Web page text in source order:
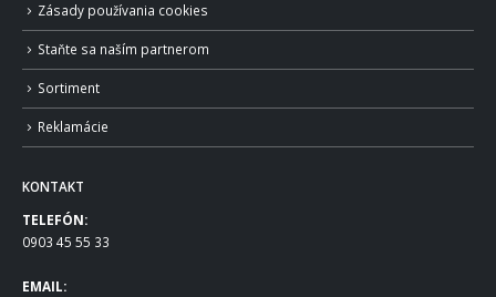
Zásady používania cookies
Staňte sa naším partnerom
Sortiment
Reklamácie
KONTAKT
TELEFÓN:
0903 45 55 33
EMAIL: